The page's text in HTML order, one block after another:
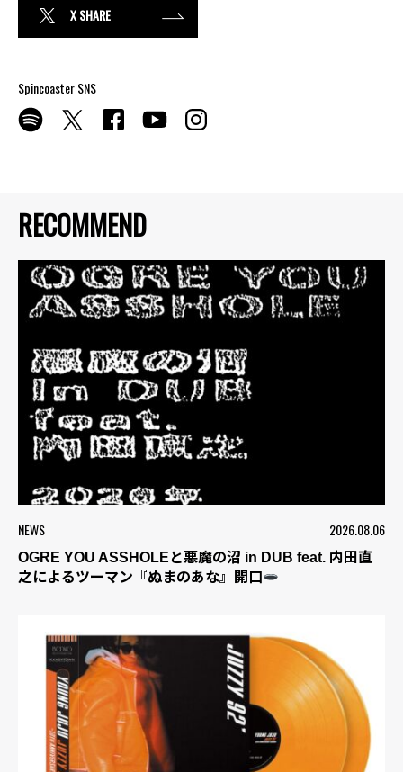
RECOMMEND
NEWS 2026.08.06
OGRE YOU ASSHOLEと悪魔の沼 in DUB feat. 内田直
之によるツーマン『ぬまのあな』開口
X SHARE
Spincoaster SNS